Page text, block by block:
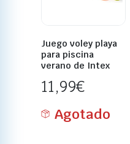
Juego voley playa
para piscina
verano de Intex
11,99€
Agotado